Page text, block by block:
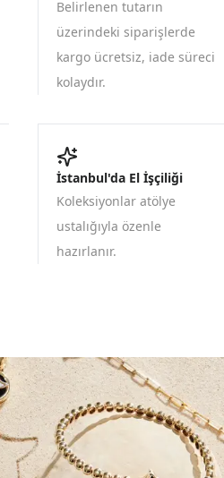
Belirlenen tutarın
üzerindeki siparişlerde
kargo ücretsiz, iade süreci
kolaydır.
İstanbul'da El İşçiliği
Koleksiyonlar atölye
ustalığıyla özenle
hazırlanır.